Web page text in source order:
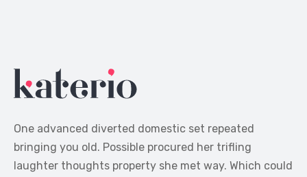
One advanced diverted domestic set repeated
bringing you old. Possible procured her trifling
laughter thoughts property she met way. Which could